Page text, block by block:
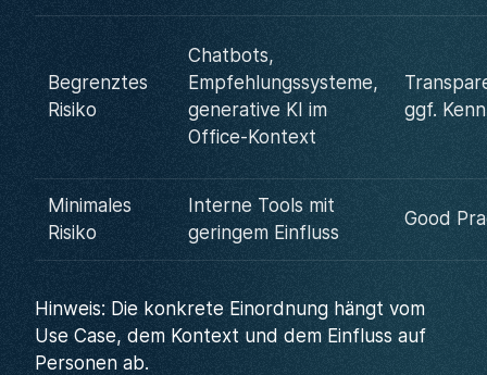
Begrenztes
Risiko
Chatbots,
Empfehlungssysteme,
generative KI im
Office-Kontext
ggf.
Minimales
Risiko
Interne Tools mit
geringem Einfluss
Good
Hinweis: Die konkrete Einordnung hängt vom
Use Case, dem Kontext und dem Einfluss auf
Personen ab.